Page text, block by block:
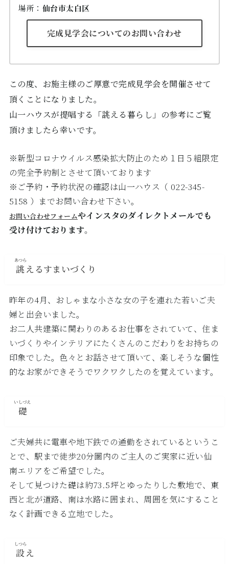
場所： 仙台市太白区
完成見学会についてのお問い合わせ
この度、お施主様のご厚意で完成見学会を開催させて
頂くことになりました。
山一ハウスが提唱する「誂える暮らし」の参考にご覧
頂けましたら幸いです。
※新型コロナウイルス感染拡大防止のため１日５組限定
の完全予約制とさせて頂いております
※ご予約・予約状況の確認は山一ハウス（ 022-345-
5158 ）までお問い合わせ下さい。
お問い合わせフォームやインスタのダイレクトメールでも
受け付けております。
誂
あつら
えるすまいづくり
昨年の4月、おしゃまな小さな女の子を連れた若いご夫
婦と出会いました。
お二人共建築に関わりのあるお仕事をされていて、住ま
いづくりやインテリアにたくさんのこだわりをお持ちの
印象でした。色々とお話させて頂いて、楽しそうな個性
的なお家ができそうでワクワクしたのを覚えています。
礎
いしづえ
ご夫婦共に電車や地下鉄での通勤をされているというこ
とで、駅まで徒歩20分圏内のご主人のご実家に近い仙
南エリアをご希望でした。
そして見つけた礎は約73.5坪とゆったりした敷地で、東
西と北が道路、南は水路に囲まれ、周囲を気にすること
なく計画できる立地でした。
設
しつら
え